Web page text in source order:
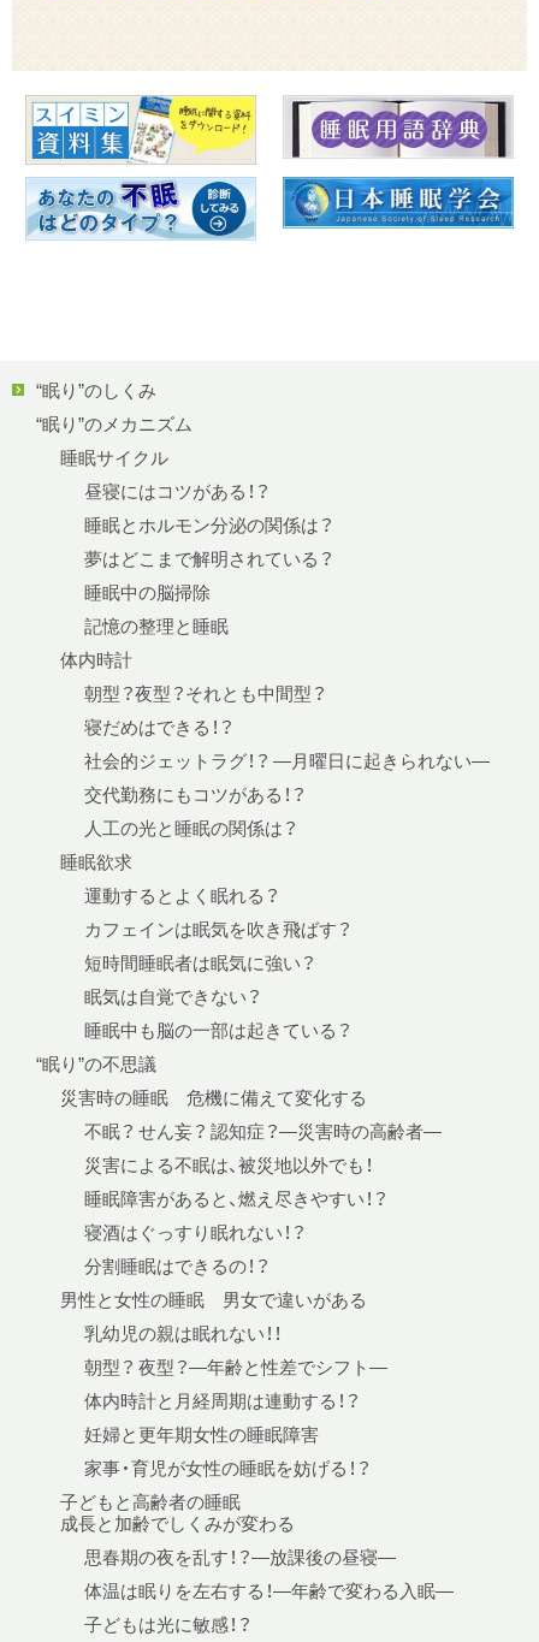
“眠り”のしくみ
“眠り”のメカニズム
睡眠サイクル
昼寝にはコツがある！？
睡眠とホルモン分泌の関係は？
夢はどこまで解明されている？
睡眠中の脳掃除
記憶の整理と睡眠
体内時計
朝型？夜型？それとも中間型？
寝だめはできる！？
社会的ジェットラグ！？ —月曜日に起きられない—
交代勤務にもコツがある！？
人工の光と睡眠の関係は？
睡眠欲求
運動するとよく眠れる？
カフェインは眠気を吹き飛ばす？
短時間睡眠者は眠気に強い？
眠気は自覚できない？
睡眠中も脳の一部は起きている？
“眠り”の不思議
災害時の睡眠 危機に備えて変化する
不眠？ せん妄？ 認知症？—災害時の高齢者—
災害による不眠は、被災地以外でも！
睡眠障害があると、燃え尽きやすい！？
寝酒はぐっすり眠れない！？
分割睡眠はできるの！？
男性と女性の睡眠 男女で違いがある
乳幼児の親は眠れない！！
朝型？ 夜型？—年齢と性差でシフト—
体内時計と月経周期は連動する！？
妊婦と更年期女性の睡眠障害
家事・育児が女性の睡眠を妨げる！？
子どもと高齢者の睡眠
成長と加齢でしくみが変わる
思春期の夜を乱す！？—放課後の昼寝—
体温は眠りを左右する！—年齢で変わる入眠—
子どもは光に敏感！？